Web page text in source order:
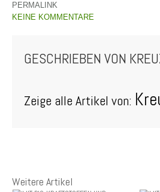
PERMALINK
KEINE KOMMENTARE
GESCHRIEBEN VON
Zeige alle Artikel von:
Weitere Artikel